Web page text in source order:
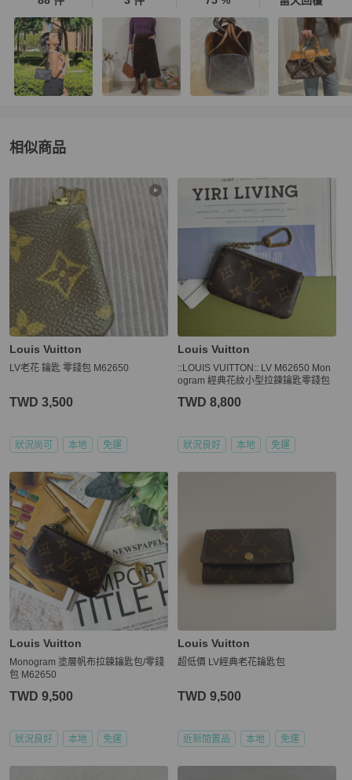
相似商品
更多相似Louis Vuitton女士錢包 / 小皮件 推薦精品
Louis Vuitton
LV老花 鑰匙 零錢包 M62650
TWD 3,500
狀況尚可 本地 免運
Louis Vuitton
::LOUIS VUITTON:: LV M62650 Mon
ogram 經典花紋小型拉鍊鑰匙零錢包
TWD 8,800
狀況良好 本地 免運
Louis Vuitton
Monogram 塗層帆布拉鍊鑰匙包/零錢
包 M62650
TWD 9,500
狀況良好 本地 免運
Louis Vuitton
超低價 LV經典老花鑰匙包
TWD 9,500
近新閒置品 本地 免運